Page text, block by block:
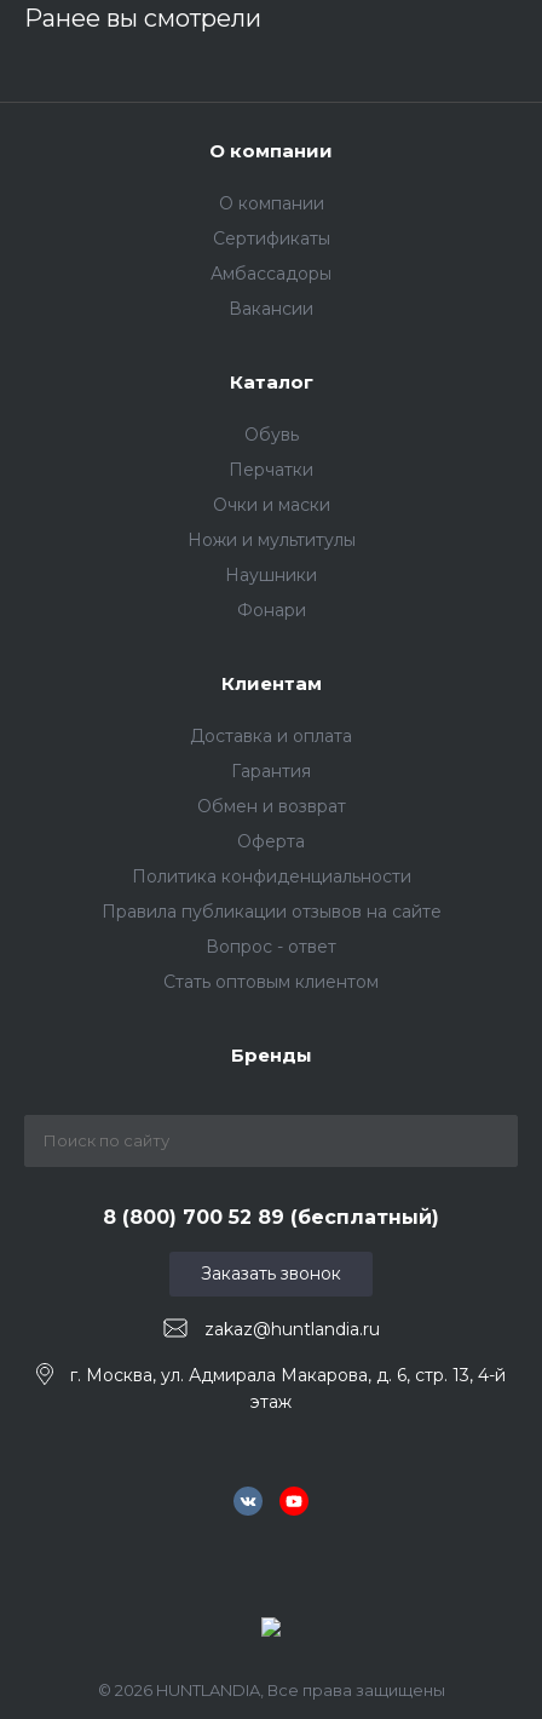
Ранее вы смотрели
О компании
О компании
Сертификаты
Амбассадоры
Вакансии
Каталог
Обувь
Перчатки
Очки и маски
Ножи и мультитулы
Наушники
Фонари
Клиентам
Доставка и оплата
Гарантия
Обмен и возврат
Оферта
Политика конфиденциальности
Правила публикации отзывов на сайте
Вопрос - ответ
Стать оптовым клиентом
Бренды
8 (800) 700 52 89 (бесплатный)
zakaz@huntlandia.ru
Заказать звонок
г. Москва, ул. Адмирала Макарова, д. 6, стр. 13, 4-й
этаж
© 2026 HUNTLANDIA, Все права защищены